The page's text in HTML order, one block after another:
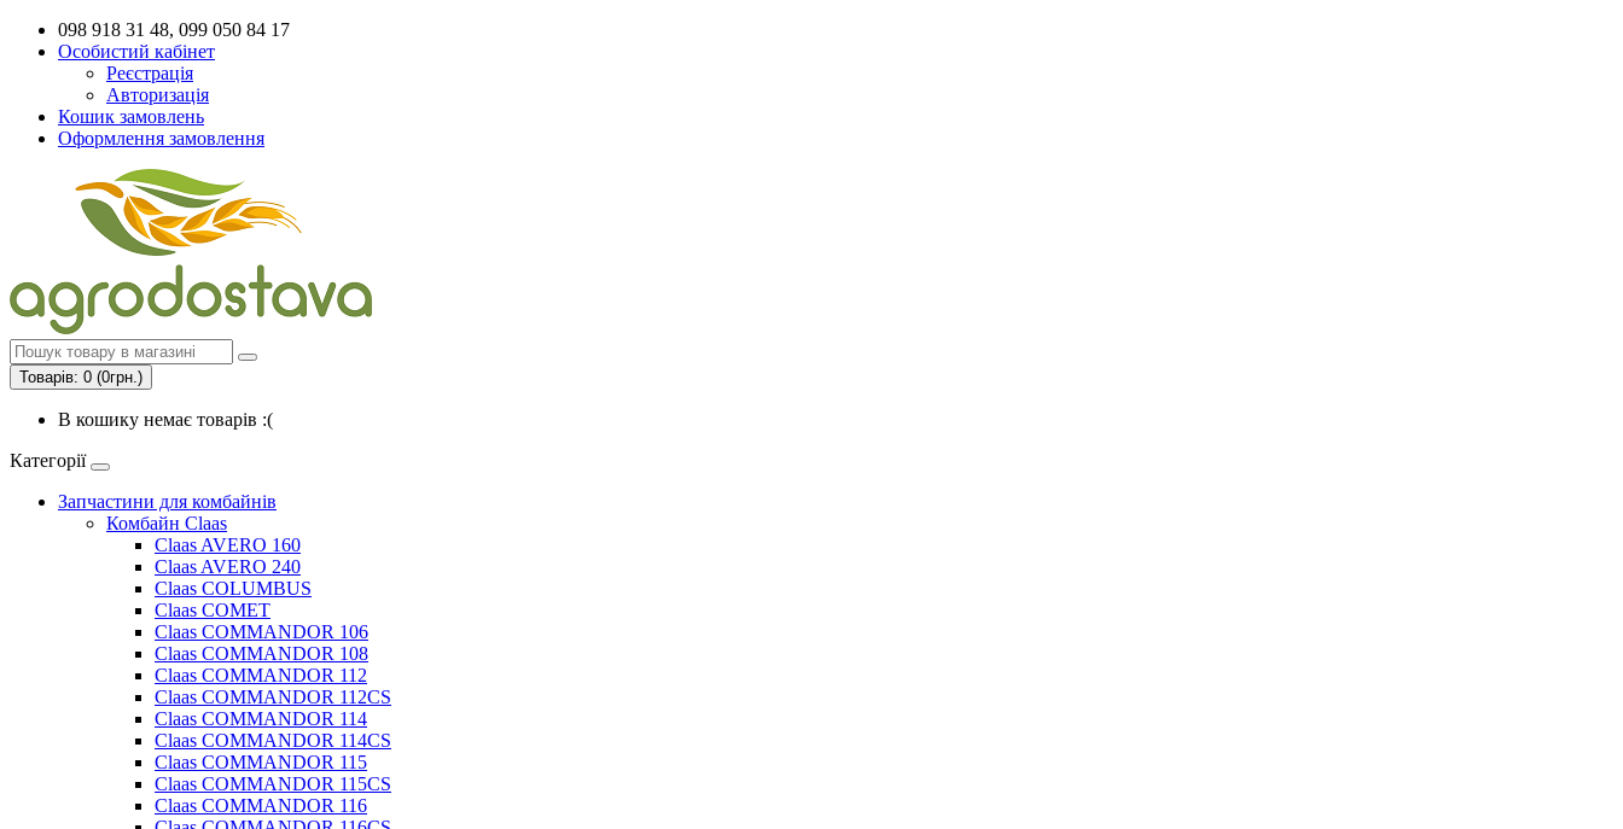
098 918 31 48, 099 050 84 17
Особистий кабінет
Реєстрація
Авторизація
Кошик замовлень
Оформлення замовлення
Товарів: 0 (0грн.)
В кошику немає товарів :(
Категорії
Запчастини для комбайнів
Комбайн Claas
Claas AVERO 160
Claas AVERO 240
Claas COLUMBUS
Claas COMET
Claas COMMANDOR 106
Claas COMMANDOR 108
Claas COMMANDOR 112
Claas COMMANDOR 112CS
Claas COMMANDOR 114
Claas COMMANDOR 114CS
Claas COMMANDOR 115
Claas COMMANDOR 115CS
Claas COMMANDOR 116